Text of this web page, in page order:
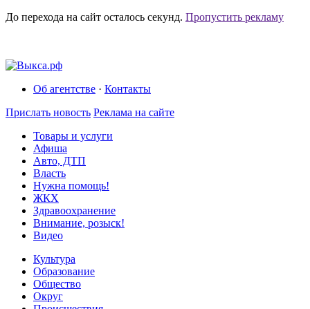
До перехода на сайт осталось секунд. Пропустить рекламу
Об агентстве · Контакты
Прислать новость Реклама на сайте
Товары и услуги
Афиша
Авто, ДТП
Власть
Нужна помощь!
ЖКХ
Здравоохранение
Внимание, розыск!
Видео
Культура
Образование
Общество
Округ